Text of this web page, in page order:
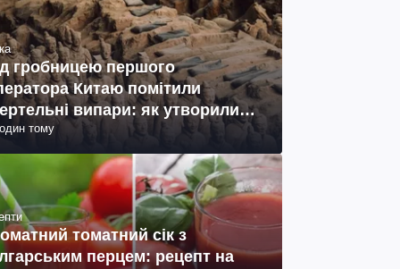
гробницею першого
Китаю помітили
випари: як утворились
тому
томатний сік з
перцем: рецепт на